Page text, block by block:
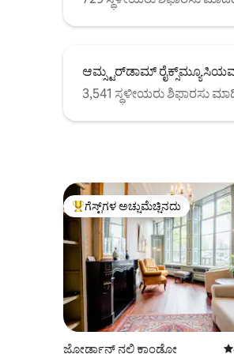
ಆಮ್ಸ್ಟರ್‌ಡಾಮ್
3,541 ಸ್ಥಳೀಯರು ಶಿಫಾರಸು
ಗೆಸ್ಟ್‌ಗಳಿಗೆ ಅತಿ ಹೆಚ್ಚು ಅಚ್ಚುಮೆಚ್ಚಿನದು
ಗೆಸ್ಟ್‌ಗಳ ಅಚ್ಚುಮೆಚ್ಚಿನದು
ಜೋರ್ಡಾನ್ ನಲ್ಲಿ ಕಾಂಡೋ 5